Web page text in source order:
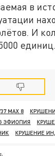
в
И
единиц.
MАХ 8
ЭФИОПИЯ
КРУШЕНИЕ